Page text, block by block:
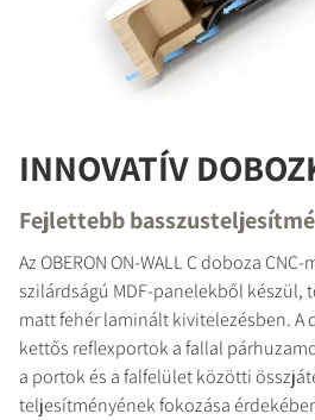
TERMÉKEK
INNOVATÍV
Fejlettebb
Az OBERON ON-WALL C doboza
szilárdságú MDF-panelekből készül,
matt fehér laminált kivitelezésben. A
kettős reflexportok a fallal
a portok és a falfelület közötti
teljesítményének fokozása